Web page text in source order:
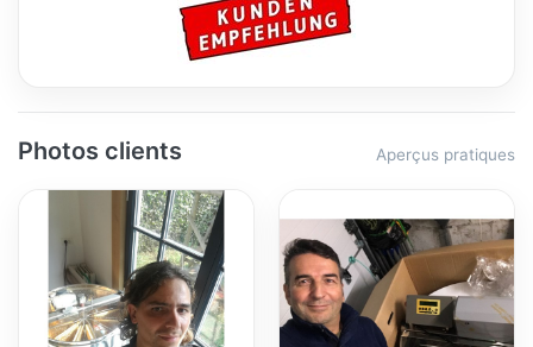
Photos clients Aperçus pratiques